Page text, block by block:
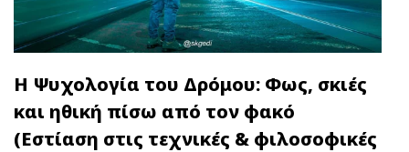
Η Ψυχολογία του Δρόμου: Φως, σκιές
και ηθική πίσω από τον φακό
(Εστίαση στις τεχνικές & φιλοσοφικές